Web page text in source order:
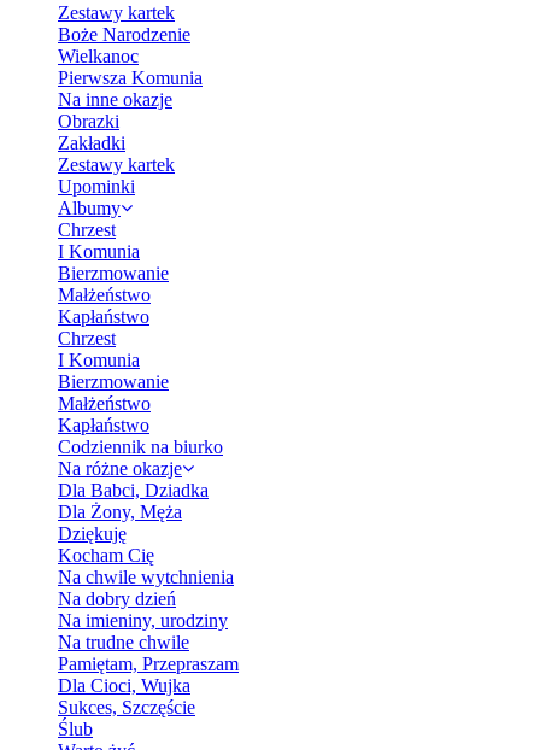
Zestawy kartek
Boże Narodzenie
Wielkanoc
Pierwsza Komunia
Na inne okazje
Obrazki
Zakładki
Zestawy kartek
Upominki
Albumy
Chrzest
I Komunia
Bierzmowanie
Małżeństwo
Kapłaństwo
Chrzest
I Komunia
Bierzmowanie
Małżeństwo
Kapłaństwo
Codziennik na biurko
Na różne okazje
Dla Babci, Dziadka
Dla Żony, Męża
Dziękuję
Kocham Cię
Na chwile wytchnienia
Na dobry dzień
Na imieniny, urodziny
Na trudne chwile
Pamiętam, Przepraszam
Dla Cioci, Wujka
Sukces, Szczęście
Ślub